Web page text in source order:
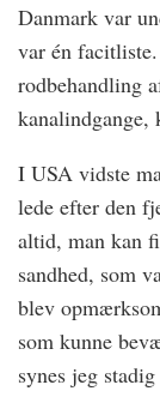
Danmark var
var én
rodbehandling
kanalindgange,
I USA vidste
lede efter den
altid, man kan
sandhed, som
blev
som kunne
synes jeg